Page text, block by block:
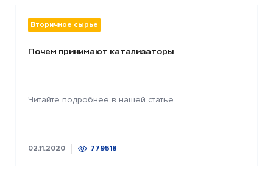
Вторичное сырье
Почем принимают катализаторы
Читайте подробнее в нашей статье.
02.11.2020 779518